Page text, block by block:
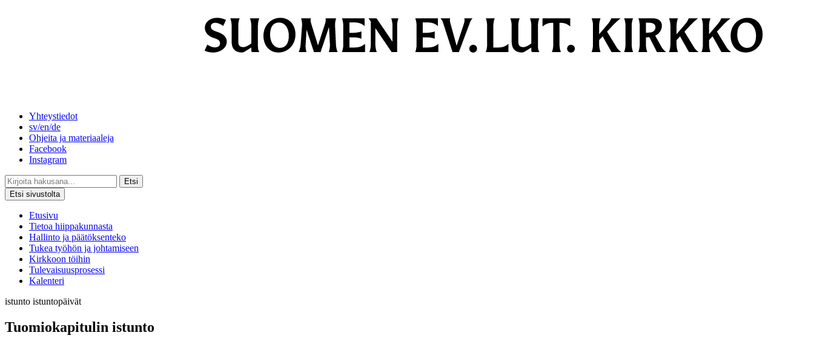
Yhteystiedot
sv/en/de
Ohjeita ja materiaaleja
Facebook
Instagram
Etsi
Etsi sivustolta
Etusivu
Tietoa hiippakunnasta
Hallinto ja päätöksenteko
Tukea työhön ja johtamiseen
Kirkkoon töihin
Tulevaisuusprosessi
Kalenteri
istunto istuntopäivät
Tuomiokapitulin istunto